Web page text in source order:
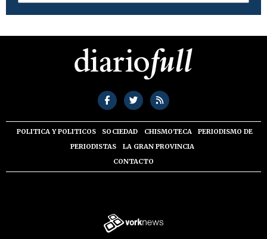
POLITICA Y POLITICOS SOCIEDAD CHISMOTECA
PERIODISMO DE
PERIODISTAS
LA GRAN PROVINCIA
CONTACTO